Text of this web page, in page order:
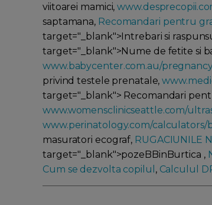
viitoarei mamici,
saptamana, Recomandari pentru
target="_blank">Intrebari si
target="_blank">Nume de fetite si
www.babycenter.com.au/
privind testele prenatale,
target="_blank"> Recomandari
www.womensclinicseattle.com/
www.perinatology.com/calculators/
masuratori ecograf, RUGACIUNILE
target="_blank">pozeBBinBurtica ,
Cum se dezvolta copilul , Calculul